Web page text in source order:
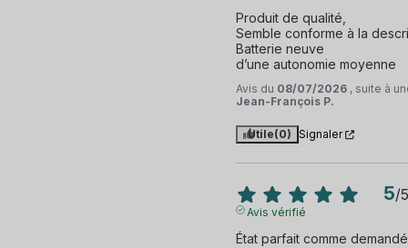
Produit de qualité,
Semble conforme à la
Batterie neuve
d’une autonomie moyenne
Avis du 08/07/2026 , suite à
Jean-François P.
Utile(0) Signaler
5/5
Avis vérifié
État parfait comme demandé